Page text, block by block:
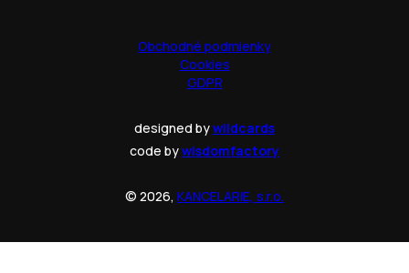
Obchodné podmienky
Cookies
GDPR
designed bywildcards
code bywisdomfactory
© 2026, KANCELARIE, s.r.o.